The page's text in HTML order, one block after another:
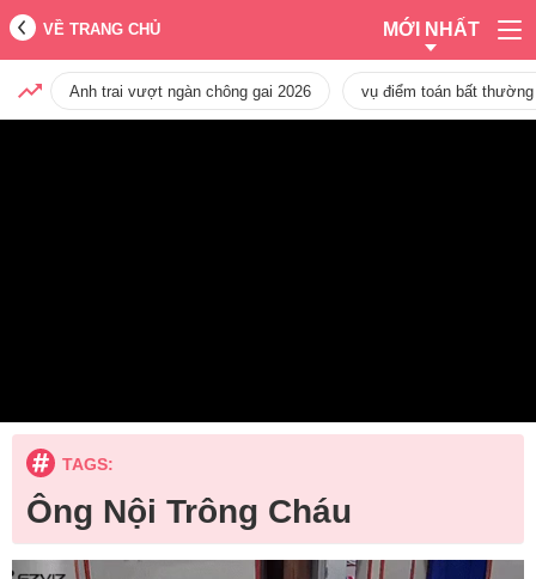
VỀ TRANG CHỦ MỚI NHẤT
Anh trai vượt ngàn chông gai 2026 vụ điểm toán bất
TAGS:
Ông Nội Trông Cháu